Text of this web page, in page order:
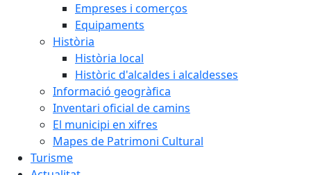
Empreses i comerços
Equipaments
Història
Història local
Històric d'alcaldes i alcaldesses
Informació geogràfica
Inventari oficial de camins
El municipi en xifres
Mapes de Patrimoni Cultural
Turisme